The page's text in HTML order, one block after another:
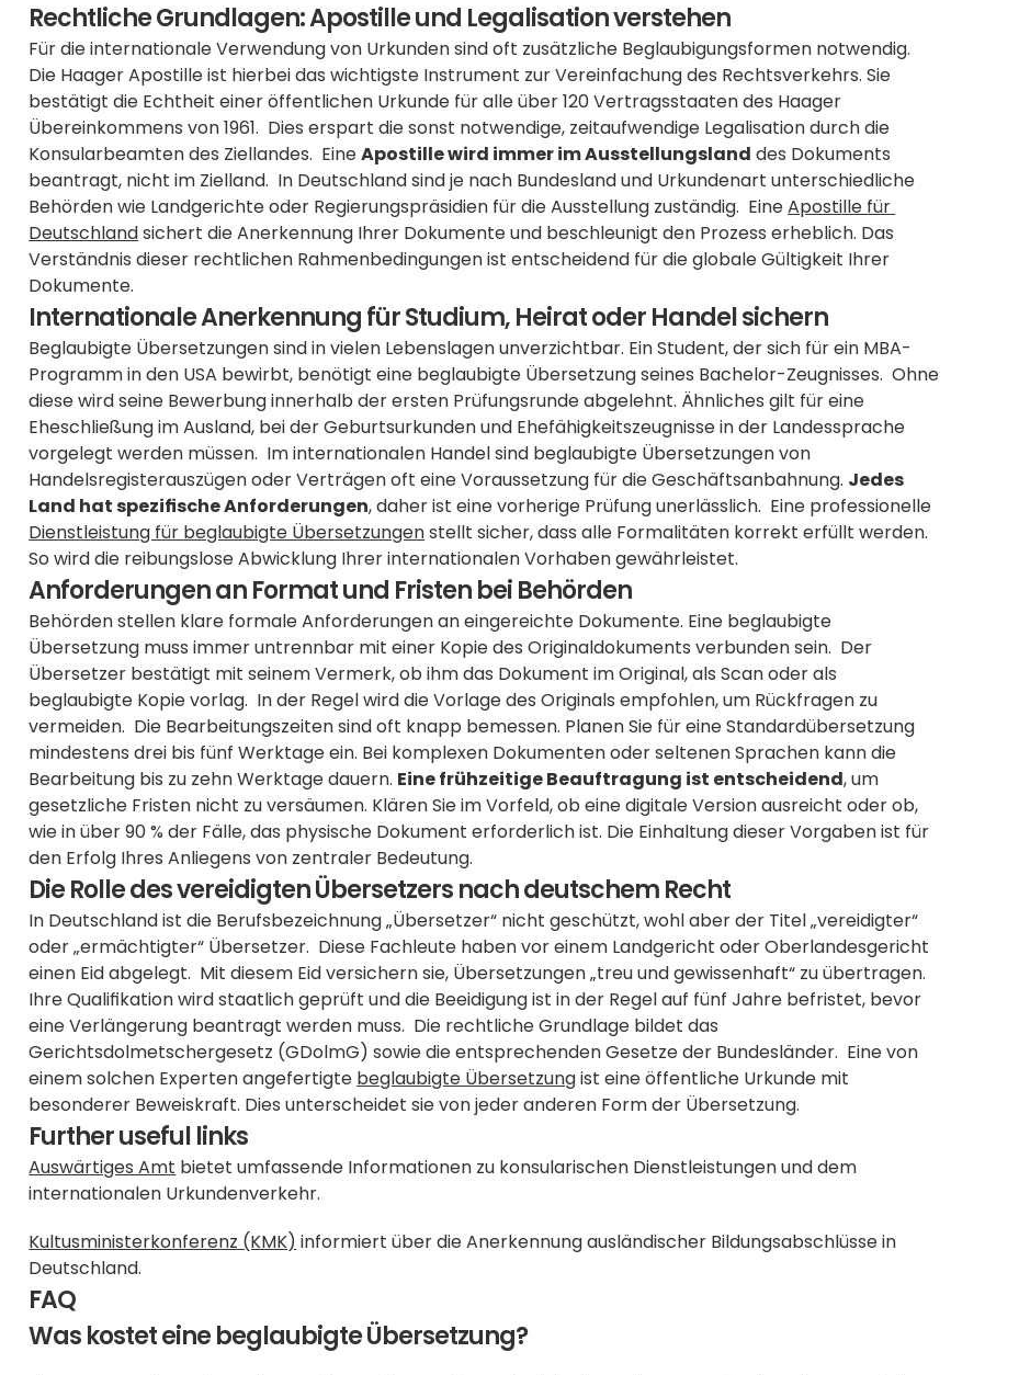
Rechtliche Grundlagen: Apostille und Legalisation verstehen
Für die internationale Verwendung von Urkunden sind oft zusätzliche Beglaubigungsformen notwendig.
Die Haager Apostille ist hierbei das wichtigste Instrument zur Vereinfachung des Rechtsverkehrs. Sie
bestätigt die Echtheit einer öffentlichen Urkunde für alle über 120 Vertragsstaaten des Haager
Übereinkommens von 1961.  Dies erspart die sonst notwendige, zeitaufwendige Legalisation durch die
Konsularbeamten des Ziellandes.  Eine Apostille wird immer im Ausstellungsland des Dokuments
beantragt, nicht im Zielland.  In Deutschland sind je nach Bundesland und Urkundenart unterschiedliche
Behörden wie Landgerichte oder Regierungspräsidien für die Ausstellung zuständig.  Eine Apostille für
Deutschland sichert die Anerkennung Ihrer Dokumente und beschleunigt den Prozess erheblich. Das
Verständnis dieser rechtlichen Rahmenbedingungen ist entscheidend für die globale Gültigkeit Ihrer
Dokumente.
Internationale Anerkennung für Studium, Heirat oder Handel sichern
Beglaubigte Übersetzungen sind in vielen Lebenslagen unverzichtbar. Ein Student, der sich für ein MBA-
Programm in den USA bewirbt, benötigt eine beglaubigte Übersetzung seines Bachelor-Zeugnisses.  Ohne
diese wird seine Bewerbung innerhalb der ersten Prüfungsrunde abgelehnt. Ähnliches gilt für eine
Eheschließung im Ausland, bei der Geburtsurkunden und Ehefähigkeitszeugnisse in der Landessprache
vorgelegt werden müssen.  Im internationalen Handel sind beglaubigte Übersetzungen von
Handelsregisterauszügen oder Verträgen oft eine Voraussetzung für die Geschäftsanbahnung. Jedes
Land hat spezifische Anforderungen
Dienstleistung für beglaubigte Übersetzungen stellt sicher, dass alle Formalitäten korrekt erfüllt werden.
So wird die reibungslose Abwicklung Ihrer internationalen Vorhaben gewährleistet.
Anforderungen an Format und Fristen bei Behörden
Behörden stellen klare formale Anforderungen an eingereichte Dokumente. Eine beglaubigte
Übersetzung muss immer untrennbar mit einer Kopie des Originaldokuments verbunden sein.  Der
Übersetzer bestätigt mit seinem Vermerk, ob ihm das Dokument im Original, als Scan oder als
beglaubigte Kopie vorlag.  In der Regel wird die Vorlage des Originals empfohlen, um Rückfragen zu
vermeiden.  Die Bearbeitungszeiten sind oft knapp bemessen. Planen Sie für eine Standardübersetzung
mindestens drei bis fünf Werktage ein. Bei komplexen Dokumenten oder seltenen Sprachen kann die
Bearbeitung bis zu zehn Werktage dauern. Eine frühzeitige Beauftragung ist entscheidend, um
gesetzliche Fristen nicht zu versäumen. Klären Sie im Vorfeld, ob eine digitale Version ausreicht oder ob,
wie in über 90 % der Fälle, das physische Dokument erforderlich ist. Die Einhaltung dieser Vorgaben ist für
den Erfolg Ihres Anliegens von zentraler Bedeutung.
Die Rolle des vereidigten Übersetzers nach deutschem Recht
In Deutschland ist die Berufsbezeichnung „Übersetzer“ nicht geschützt, wohl aber der Titel „vereidigter“
oder „ermächtigter“ Übersetzer.  Diese Fachleute haben vor einem Landgericht oder Oberlandesgericht
einen Eid abgelegt.  Mit diesem Eid versichern sie, Übersetzungen „treu und gewissenhaft“ zu übertragen.
Ihre Qualifikation wird staatlich geprüft und die Beeidigung ist in der Regel auf fünf Jahre befristet, bevor
eine Verlängerung beantragt werden muss.  Die rechtliche Grundlage bildet das
Gerichtsdolmetschergesetz (GDolmG) sowie die entsprechenden Gesetze der Bundesländer.  Eine von
einem solchen Experten angefertigte beglaubigte Übersetzung ist eine öffentliche Urkunde mit
besonderer Beweiskraft. Dies unterscheidet sie von jeder anderen Form der Übersetzung.
Further useful links
Auswärtiges Amt bietet umfassende Informationen zu konsularischen Dienstleistungen und dem
internationalen Urkundenverkehr.
Kultusministerkonferenz (KMK) informiert über die Anerkennung ausländischer Bildungsabschlüsse in
Deutschland.
FAQ
Was kostet eine beglaubigte Übersetzung?